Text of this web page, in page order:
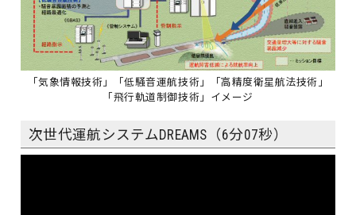
「気象情報技術」「低騒音運航技術」「高精度衛星航法技術」
「飛行軌道制御技術」イメージ
次世代運航システムDREAMS（6分07秒）